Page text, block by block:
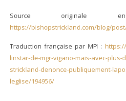
Source
https://bishopstrickland.com/blog/
Traduction française par MPI :
linstar-de-mgr-vigano-mais-avec-plus-
strickland-denonce-publiquement-
leglise/194956/